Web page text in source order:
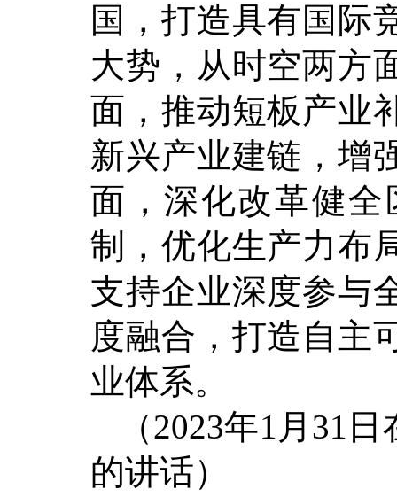
国，打造具有国际
大势，从时空两方
面，推动短板产业
新兴产业建链，增
面，深化改革健
制，优化生产力布
支持企业深度参与
度融合，打造自主
业体系。
（2023年1月31
的讲话）